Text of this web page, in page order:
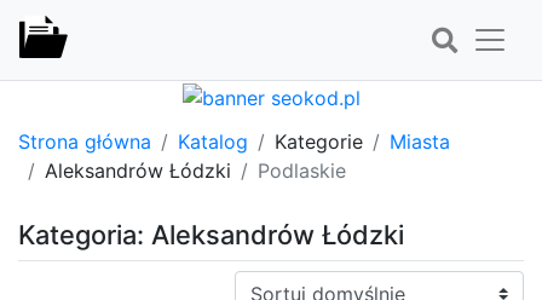
Strona główna Katalog Kategorie
Miasta
Aleksandrów Łódzki
Podlaskie
Kategoria: Aleksandrów Łódzki
Sortuj: